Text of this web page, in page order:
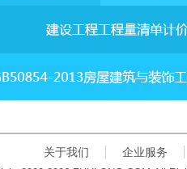
关于我们 企业服务